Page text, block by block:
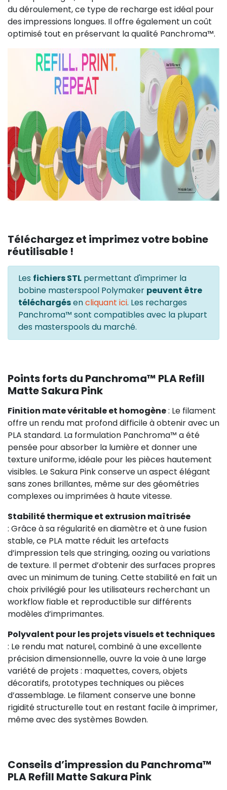
29,08 €
74,92 €
du déroulement, ce type de recharge est idéal pour
des impressions longues. Il offre également un coût
optimisé tout en préservant la qualité Panchroma™.
Téléchargez et imprimez votre bobine
réutilisable !
Les fichiers STL permettant d'imprimer la
bobine masterspool Polymaker peuvent être
téléchargésencliquant ici. Les recharges
Panchroma™ sont compatibles avec la plupart
des masterspools du marché.
Points forts du Panchroma™ PLA Refill
Matte Sakura Pink
Finition mate véritable et homogène: Le filament
offre un rendu mat profond difficile à obtenir avec un
PLA standard. La formulation Panchroma™ a été
pensée pour absorber la lumière et donner une
texture uniforme, idéale pour les pièces hautement
visibles. Le Sakura Pink conserve un aspect élégant
sans zones brillantes, même sur des géométries
complexes ou imprimées à haute vitesse.
Stabilité thermique et extrusion maîtrisée
: Grâce à sa régularité en diamètre et à une fusion
stable, ce PLA matte réduit les artefacts
d’impression tels que stringing, oozing ou variations
de texture. Il permet d’obtenir des surfaces propres
avec un minimum de tuning. Cette stabilité en fait un
choix privilégié pour les utilisateurs recherchant un
workflow fiable et reproductible sur différents
modèles d’imprimantes.
Polyvalent pour les projets visuels et techniques
: Le rendu mat naturel, combiné à une excellente
précision dimensionnelle, ouvre la voie à une large
variété de projets : maquettes, covers, objets
décoratifs, prototypes techniques ou pièces
d’assemblage. Le filament conserve une bonne
rigidité structurelle tout en restant facile à imprimer,
même avec des systèmes Bowden.
Conseils d’impression du Panchroma™
PLA Refill Matte Sakura Pink